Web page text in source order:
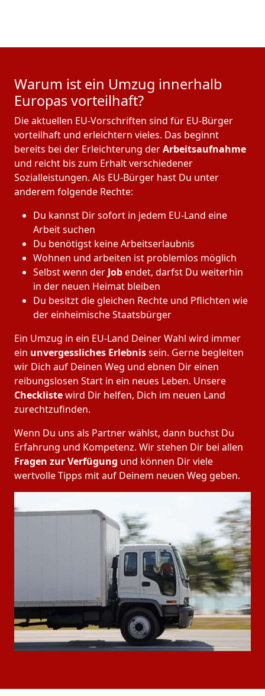
Warum ist ein Umzug innerhalb
Europas vorteilhaft?
Die aktuellen EU-Vorschriften sind für EU-Bürger
vorteilhaft und erleichtern vieles. Das beginnt
bereits bei der Erleichterung derArbeitsaufnahme
und reicht bis zum Erhalt verschiedener
Sozialleistungen. Als EU-Bürger hast Du unter
anderem folgende Rechte:
Du kannst Dir sofort in jedem EU-Land eine
Arbeit suchen
Du benötigst keine Arbeitserlaubnis
Wohnen und arbeiten ist problemlos möglich
Selbst wenn der Jobendet, darfst Du weiterhin
in der neuen Heimat bleiben
Du besitzt die gleichen Rechte und Pflichten wie
der einheimische Staatsbürger
Ein Umzug in ein EU-Land Deiner Wahl wird immer
ein unvergessliches Erlebnissein. Gerne begleiten
wir Dich auf Deinen Weg und ebnen Dir einen
reibungslosen Start in ein neues Leben. Unsere
Checklistewird Dir helfen, Dich im neuen Land
zurechtzufinden.
Wenn Du uns als Partner wählst, dann buchst Du
Erfahrung und Kompetenz. Wir stehen Dir bei allen
Fragen zur Verfügung und können Dir viele
wertvolle Tipps mit auf Deinem neuen Weg geben.